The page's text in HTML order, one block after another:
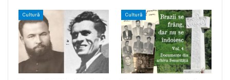
Cultură Cultură